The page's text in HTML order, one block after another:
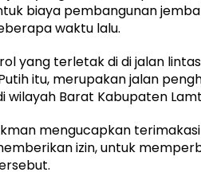
biaya pembangunan
waktu lalu.
yang terletak di di jalan
itu, merupakan jalan
wilayah Barat Kabupaten
mengucapkan
izin, untuk